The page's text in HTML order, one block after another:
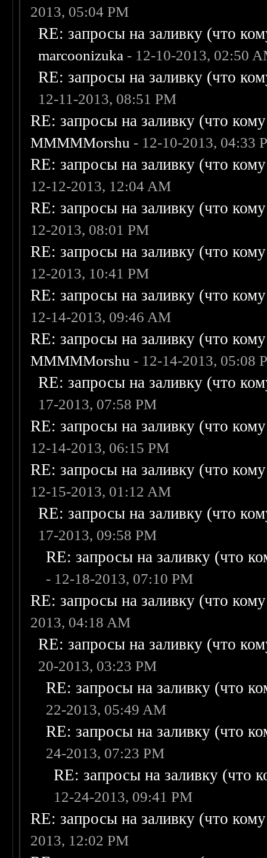
2013, 05:04 PM
RE: запросы на заливку (что
marcoonizuka - 12-10-2013, 02:50
RE: запросы на заливку (что
12-11-2013, 08:51 PM
RE: запросы на заливку (что
MMMMMorshu - 12-10-2013, 04:33
RE: запросы на заливку (что
12-12-2013, 12:04 AM
RE: запросы на заливку (что
12-2013, 08:01 PM
RE: запросы на заливку (что
12-2013, 10:41 PM
RE: запросы на заливку (что
12-14-2013, 09:46 AM
RE: запросы на заливку (что
MMMMMorshu - 12-14-2013, 05:08
RE: запросы на заливку (что
17-2013, 07:58 PM
RE: запросы на заливку (что
12-14-2013, 06:15 PM
RE: запросы на заливку (что
12-15-2013, 01:12 AM
RE: запросы на заливку (что
17-2013, 09:58 PM
RE: запросы на заливку (что
- 12-18-2013, 07:10 PM
RE: запросы на заливку (что
2013, 04:18 AM
RE: запросы на заливку (что
20-2013, 03:23 PM
RE: запросы на заливку (что
22-2013, 05:49 AM
RE: запросы на заливку (что
24-2013, 07:23 PM
RE: запросы на заливку (что
12-24-2013, 09:41 PM
RE: запросы на заливку (что
2013, 12:02 PM